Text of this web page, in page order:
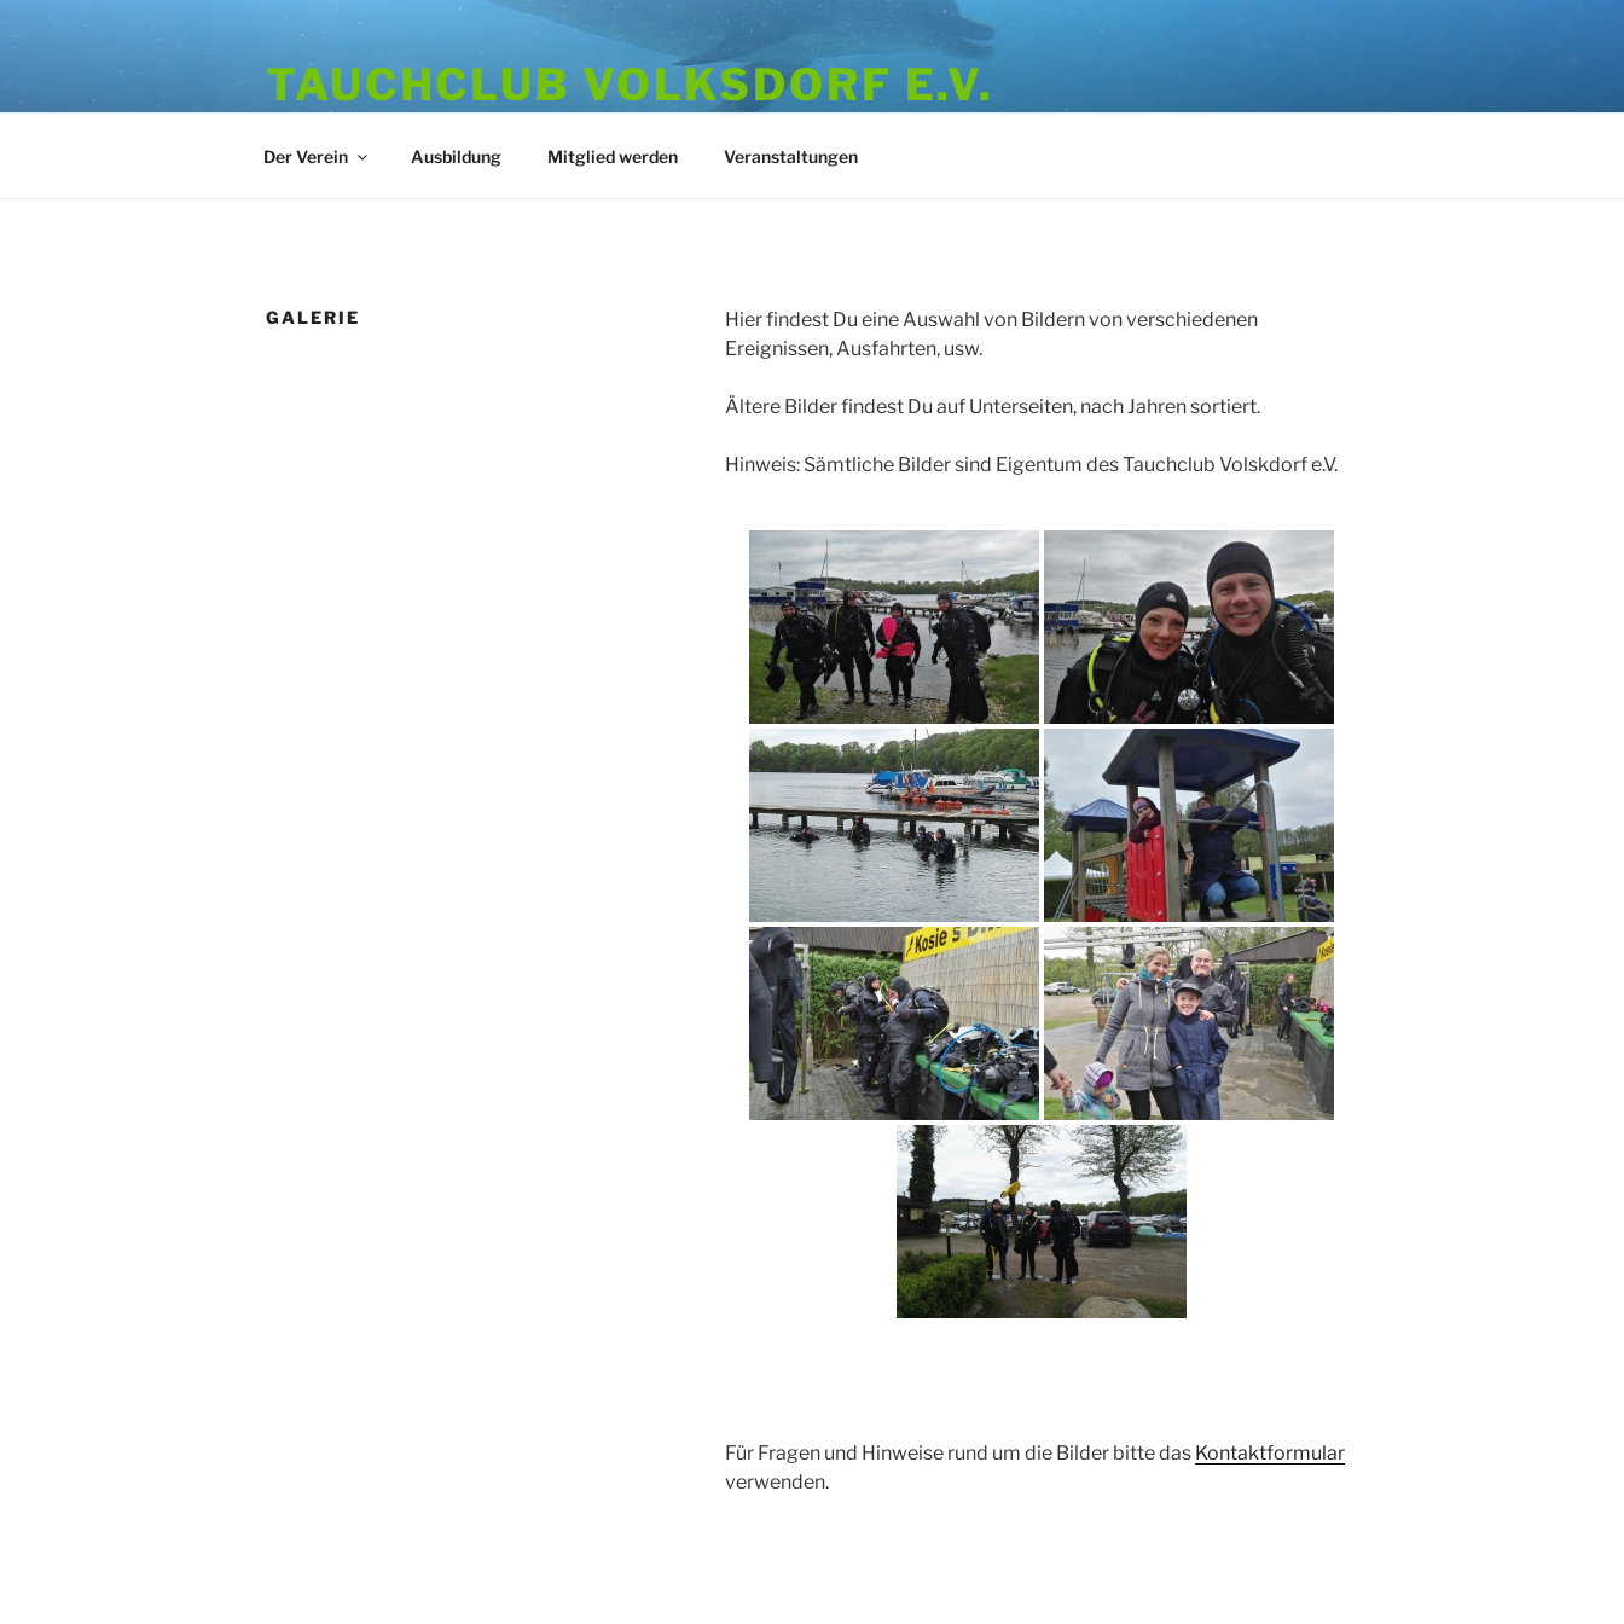
TAUCHCLUB VOLKSDORF E.V.
Der Verein Ausbildung Mitglied werden Veranstaltungen
GALERIE
Hier findest Du eine Auswahl von Bildern von verschiedenen
Ereignissen, Ausfahrten, usw.
Ältere Bilder findest Du auf Unterseiten, nach Jahren sortiert.
Hinweis: Sämtliche Bilder sind Eigentum des Tauchclub Volskdorf e.V.
Für Fragen und Hinweise rund um die Bilder bitte das Kontaktformular
verwenden.